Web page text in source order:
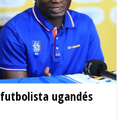
ugandés